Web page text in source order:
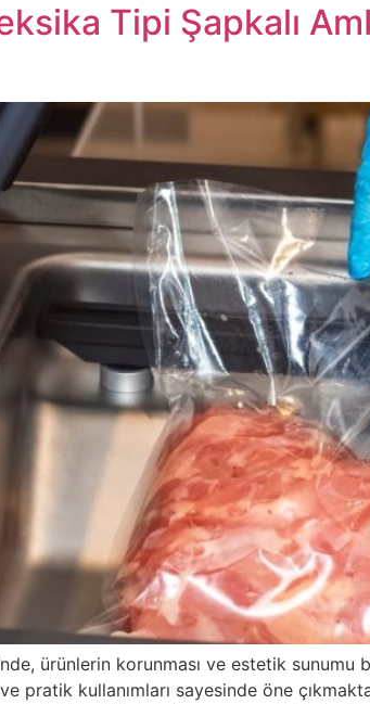
Tipi Şapkalı
ürünlerin korunması ve estetik sunumu
ve pratik kullanımları sayesinde öne